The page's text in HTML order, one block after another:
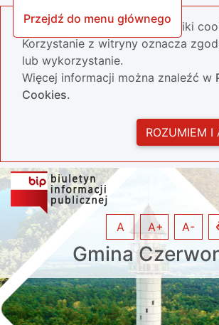
Przejdź do menu głównego
Nasza strona wykorzystuje pliki
Korzystanie z witryny oznacza
lub wykorzystanie.
Więcej informacji można znaleźć w
Cookies.
ROZUMIEM I
Gmina
A A+ A-